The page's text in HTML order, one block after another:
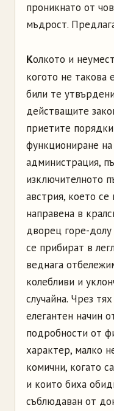
проникнато от
мъдрост.
Колкото и
когото не такова
били те
действащите
приетите
функциониране
администрация,
изключителното
австрия, което
направена в
дворец горе-
се прибират в
веднага
колебливи и
случайна. Чрез
елегантен начин
подробности от
характер, малко
комични, когато
и които биха
съблюдаван от